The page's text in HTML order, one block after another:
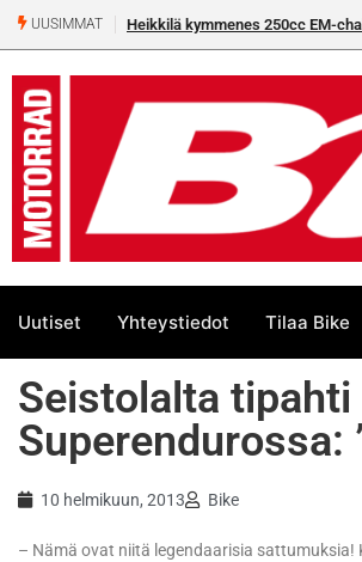
UUSIMMAT Heikkilä kymmenes 250cc EM-
Uutiset Yhteystiedot Tilaa Bike
Seistolalta tipahti
Superendurossa:
10 helmikuun, 2013 Bike
– Nämä ovat niitä legendaarisia sattumuksia!